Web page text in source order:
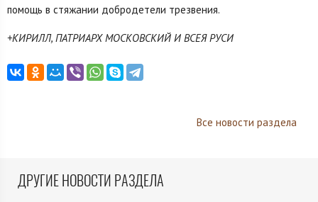
помощь в стяжании добродетели трезвения.
+КИРИЛЛ, ПАТРИАРХ МОСКОВСКИЙ И ВСЕЯ РУСИ
Все новости раздела
ДРУГИЕ НОВОСТИ РАЗДЕЛА